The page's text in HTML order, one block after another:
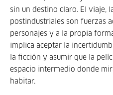
sin un destino claro. El viaje,
postindustriales son fuerzas
personajes y a la propia
implica aceptar la
la ficción y asumir que la
espacio intermedio donde
habitar.